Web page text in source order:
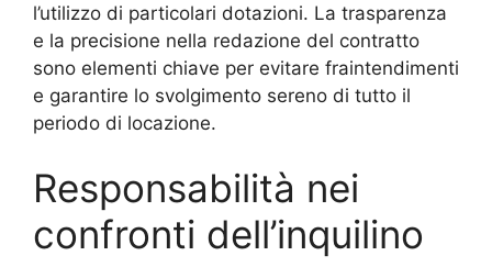
l’utilizzo di particolari dotazioni. La trasparenza
e la precisione nella redazione del contratto
sono elementi chiave per evitare fraintendimenti
e garantire lo svolgimento sereno di tutto il
periodo di locazione.
Responsabilità nei
confronti dell’inquilino